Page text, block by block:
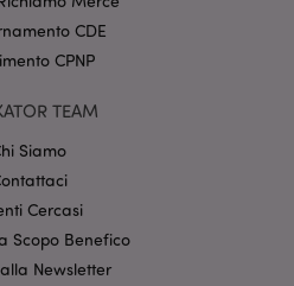
CDE
CPNP
TEAM
Siamo
Cercasi
Scopo Benefico
Newsletter
di Google